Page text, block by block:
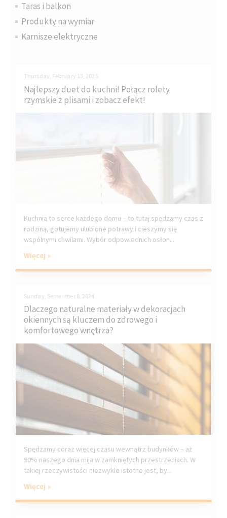
Taras i balkon
Produkty na wymiar
Karnisze elektryczne
Thursday, February 13, 2025
Najlepszy duet do kuchni! Połącz rolety
rzymskie z plisami i zobacz efekt!
Kuchnia to serce każdego domu – to tutaj spędzamy czas z
rodziną, gotujemy ulubione potrawy i cieszymy się
wspólnymi chwilami. Wybór odpowiednich osłon...
Więcej »
Sunday, September 8, 2024
Dlaczego naturalne materiały w dekoracjach
okiennych są kluczem do zdrowego i
komfortowego wnętrza?
Spędzamy coraz więcej czasu wewnątrz budynków – aż
90% naszego dnia mija w zamkniętych przestrzeniach. W
takiej rzeczywistości niezwykle istotne jest, by...
Więcej »